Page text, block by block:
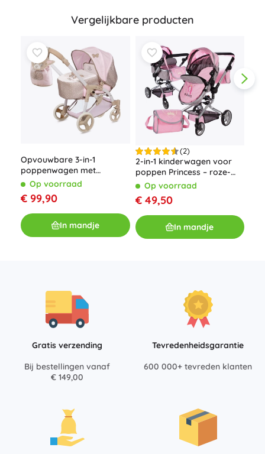
Vergelijkbare producten
Opvouwbare 3-in-1
poppenwagen met
draagtas DIDI, 75 cm
Op voorraad
€ 99,90
In mandje
(2)
2-in-1 kinderwagen voor
poppen Princess – roze-
grijsOp voorraad
€ 49,50
In mandje
Gratis verzending
Bij bestellingen vanaf
€ 149,00
Tevredenheidsgarantie
600 000+ tevreden klanten